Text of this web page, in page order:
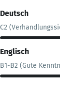
Deutsch
C2
Englisch
B1-B2 (Gute